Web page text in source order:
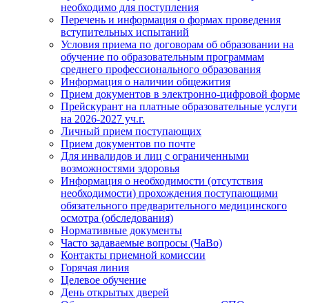
необходимо для поступления
Перечень и информация о формах проведения
вступительных испытаний
Условия приема по договорам об образовании на
обучение по образовательным программам
среднего профессионального образования
Информация о наличии общежития
Прием документов в электронно-цифровой форме
Прейскурант на платные образовательные услуги
на 2026-2027 уч.г.
Личный прием поступающих
Прием документов по почте
Для инвалидов и лиц с ограниченными
возможностями здоровья
Информация о необходимости (отсутствия
необходимости) прохождения поступающими
обязательного предварительного медицинского
осмотра (обследования)
Нормативные документы
Часто задаваемые вопросы (ЧаВо)
Контакты приемной комиссии
Горячая линия
Целевое обучение
День открытых дверей